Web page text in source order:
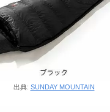
出典: SUNDAY MOUNTAIN